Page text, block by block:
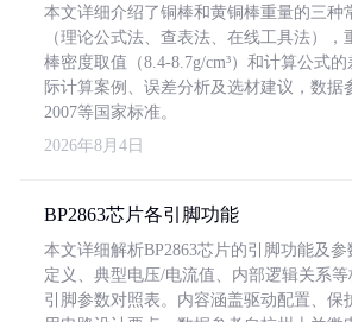
本文详细介绍了铜棒和黄铜棒重量的三种
（理论公式法、查表法、在线工具法），
棒密度取值（8.4-8.7g/cm³）和计算公式
际计算案例、误差分析及选材建议，数据
2007等国家标准。
2026年8月4日
BP2863芯片各引脚功能
本文详细解析BP2863芯片的引脚功能及
定义、典型电压/电流值、内部逻辑关系
引脚参数对照表。内容涵盖驱动配置、保